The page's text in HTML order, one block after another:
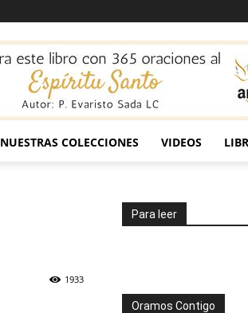
NUESTRAS COLECCIONES VIDEOS
1933
Para leer
Oramos Contigo